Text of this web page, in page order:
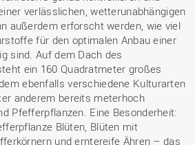
verlässlichen, wetterunabhängigen
außerdem erforscht werden, wie viel
für den optimalen Anbau einer
sind. Auf dem Dach des
ein 160 Quadratmeter großes
ebenfalls verschiedene Kulturarten
anderem bereits meterhoch
Pfefferpflanzen. Eine Besonderheit:
Blüten, Blüten mit
und erntereife Ähren – das